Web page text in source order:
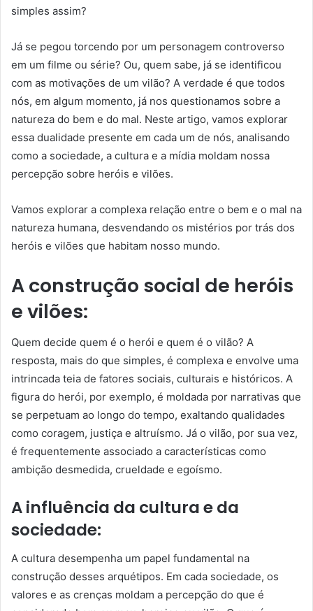
simples assim?
Já se pegou torcendo por um personagem controverso
em um filme ou série? Ou, quem sabe, já se identificou
com as motivações de um vilão? A verdade é que todos
nós, em algum momento, já nos questionamos sobre a
natureza do bem e do mal. Neste artigo, vamos explorar
essa dualidade presente em cada um de nós, analisando
como a sociedade, a cultura e a mídia moldam nossa
percepção sobre heróis e vilões.
Vamos explorar a complexa relação entre o bem e o mal na
natureza humana, desvendando os mistérios por trás dos
heróis e vilões que habitam nosso mundo.
A construção social de heróis
e vilões:
Quem decide quem é o herói e quem é o vilão? A
resposta, mais do que simples, é complexa e envolve uma
intrincada teia de fatores sociais, culturais e históricos. A
figura do herói, por exemplo, é moldada por narrativas que
se perpetuam ao longo do tempo, exaltando qualidades
como coragem, justiça e altruísmo. Já o vilão, por sua vez,
é frequentemente associado a características como
ambição desmedida, crueldade e egoísmo.
A influência da cultura e da
sociedade:
A cultura desempenha um papel fundamental na
construção desses arquétipos. Em cada sociedade, os
valores e as crenças moldam a percepção do que é